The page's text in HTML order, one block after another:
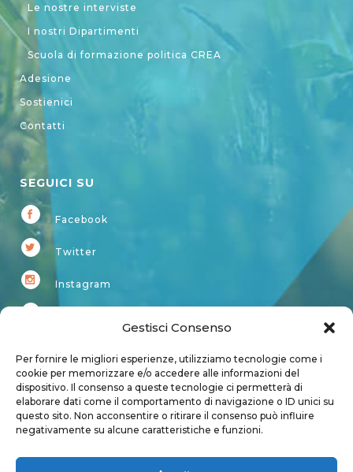
Gestisci Consenso
Per fornire le migliori esperienze, utilizziamo tecnologie come i
cookie per memorizzare e/o accedere alle informazioni del
dispositivo. Il consenso a queste tecnologie ci permetterà di
elaborare dati come il comportamento di navigazione o ID unici su
questo sito. Non acconsentire o ritirare il consenso può influire
negativamente su alcune caratteristiche e funzioni.
Le nostre interviste
I nostri Dipartimenti
Scuola di formazione politica CREA
Adesione
Sostienici
Contatti
SEGUICI SU
Facebook
Twitter
Instagram
Account
Login